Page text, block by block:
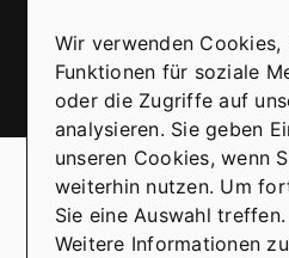
Senden
Mehr zum
Alle ansehen
Wir verwenden Cookies,
Funktionen für soziale
oder die Zugriffe auf
analysieren. Sie geben
unseren Cookies, wenn
weiterhin nutzen. Um
Sie eine Auswahl treffen.
Weitere Informationen